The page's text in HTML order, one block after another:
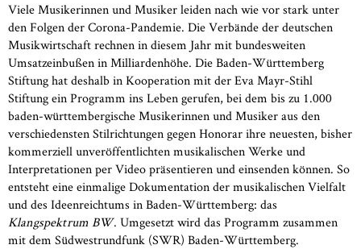
Viele Musikerinnen und Musiker leiden nach wie vor stark unter
den Folgen der Corona-Pandemie. Die Verbände der deutschen
Musikwirtschaft rechnen in diesem Jahr mit bundesweiten
Umsatzeinbußen in Milliardenhöhe. Die Baden-Württemberg
Stiftung hat deshalb in Kooperation mit der Eva Mayr-Stihl
Stiftung ein Programm ins Leben gerufen, bei dem bis zu 1.000
baden-württembergische Musikerinnen und Musiker aus den
verschiedensten Stilrichtungen gegen Honorar ihre neuesten, bisher
kommerziell unveröffentlichten musikalischen Werke und
Interpretationen per Video präsentieren und einsenden können. So
entsteht eine einmalige Dokumentation der musikalischen Vielfalt
und des Ideenreichtums in Baden-Württemberg: das
Klangspektrum BW. Umgesetzt wird das Programm zusammen
mit dem Südwestrundfunk (SWR) Baden-Württemberg.